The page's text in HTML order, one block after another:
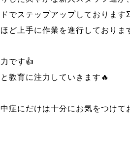
でステップアップしております
ど上手に作業を進行しておりま
です👍
教育に注力していきます🔥
症にだけは十分にお気をつけて